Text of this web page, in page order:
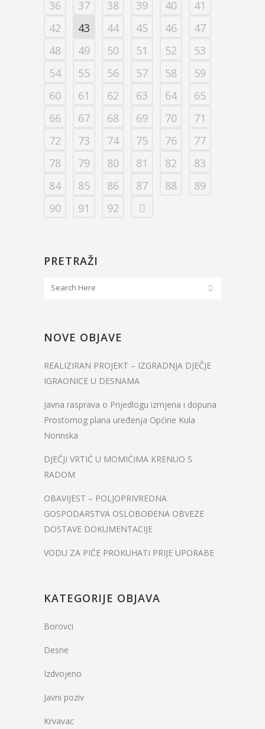
36 37 38 39 40
41
42
43 44 45 46
47
48
49 50 51 52
53
54
55 56 57 58
59
60
61 62 63 64
65
66
67 68 69 70
71
72
73 74 75 76
77
78
79 80 81 82
83
84
85 86 87 88
89
90
91 92
PRETRAŽI
NOVE OBJAVE
REALIZIRAN PROJEKT – IZGRADNJA DJEČJE
IGRAONICE U DESNAMA
Javna rasprava o Prijedlogu izmjena i dopuna
Prostornog plana uređenja Općine Kula
Norinska
DJEČJI VRTIĆ U MOMIĆIMA KRENUO S
RADOM
OBAVIJEST – POLJOPRIVREDNA
GOSPODARSTVA OSLOBOĐENA OBVEZE
DOSTAVE DOKUMENTACIJE
VODU ZA PIĆE PROKUHATI PRIJE UPORABE
KATEGORIJE OBJAVA
Borovci
Desne
Izdvojeno
Javni poziv
Krvavac